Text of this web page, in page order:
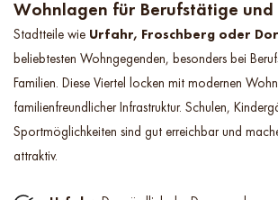
Wohnlagen für Berufstätige und
Stadtteile wie Urfahr, Froschberg oder
beliebtesten Wohngegenden, besonders bei
Familien. Diese Viertel locken mit modernen
familienfreundlicher Infrastruktur. Schulen,
Sportmöglichkeiten sind gut erreichbar und
attraktiv.